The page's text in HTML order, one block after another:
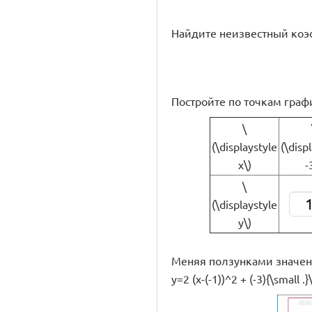
Найдите неизвестный
Постройте по точкам
\
(\displaystyle
x\)
-
\
(\displaystyle
y\)
Меняя ползунками
y=2 (x-(-1))^2 + (-3){\small